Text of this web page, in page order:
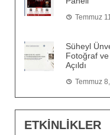
Temmuz
Süheyl
Fotoğraf
Açıldı
Temmuz
ETKİNLİKLER